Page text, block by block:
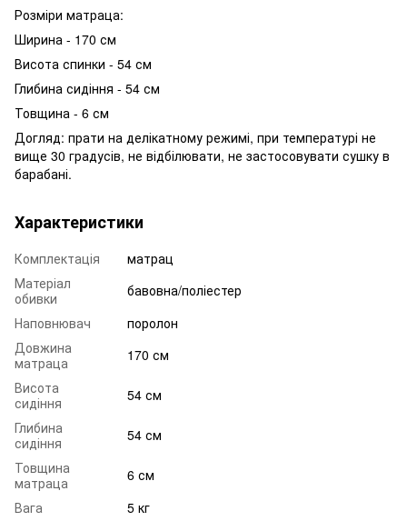
Розміри матраца:
Ширина - 170 см
Висота спинки - 54 см
Глибина сидіння - 54 см
Товщина - 6 см
Догляд: прати на делікатному режимі, при температурі не
вище 30 градусів, не відбілювати, не застосовувати сушку в
барабані.
Характеристики
Комплектація
матрац
Матеріал
обивки
бавовна/поліестер
Наповнювач
поролон
Довжина
матраца
170 см
Висота
сидіння
54 см
Глибина
сидіння
54 см
Товщина
матраца
6 см
Вага
5 кг